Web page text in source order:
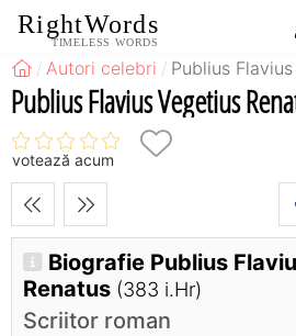
RightWords
TIMELESS WORDS
Autori celebri Publius
Publius Flavius Vegetius
votează acum
Biografie Publius
Renatus (383 i.Hr)
Scriitor roman